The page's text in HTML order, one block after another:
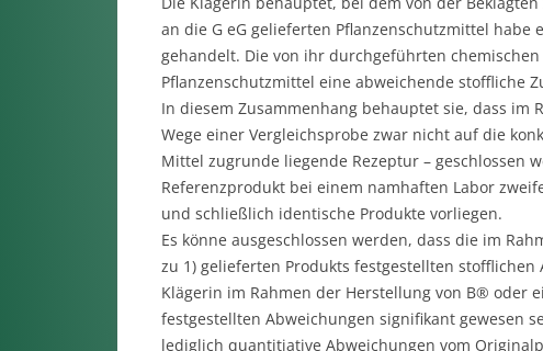
an die G eG gelieferten Pflanzenschutzmittel
gehandelt. Die von ihr durchgeführten
Pflanzenschutzmittel eine abweichende stoffliche
In diesem Zusammenhang behauptet sie, dass im
Wege einer Vergleichsprobe zwar nicht auf die
Mittel zugrunde liegende Rezeptur – geschlossen
Referenzprodukt bei einem namhaften Labor
und schließlich identische Produkte vorliegen.
Es könne ausgeschlossen werden, dass die im
zu 1) gelieferten Produkts festgestellten
Klägerin im Rahmen der Herstellung von B® oder
festgestellten Abweichungen signifikant gewesen
lediglich quantitiative Abweichungen vom